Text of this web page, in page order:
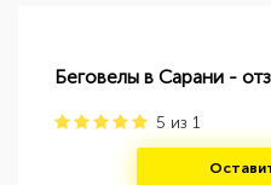
Беговелы в Сарани -
5 из 1